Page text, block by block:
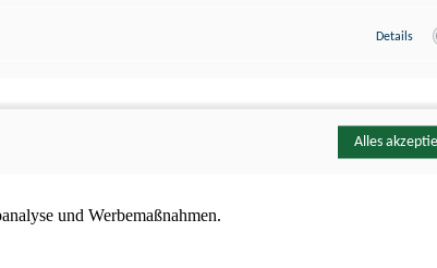
und Werbemaßnahmen.
Details zu
Alles